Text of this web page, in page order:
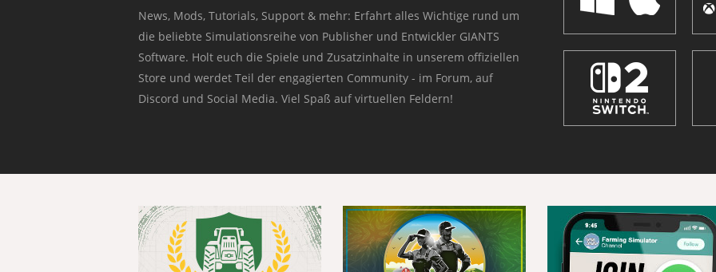
News, Mods, Tutorials, Support & mehr: Erfahrt alles Wichtige rund um
die beliebte Simulationsreihe von Publisher und Entwickler GIANTS
Software. Holt euch die Spiele und Zusatzinhalte in unserem offiziellen
Store und werdet Teil der engagierten Community - im Forum, auf
Discord und Social Media. Viel Spaß auf virtuellen Feldern!